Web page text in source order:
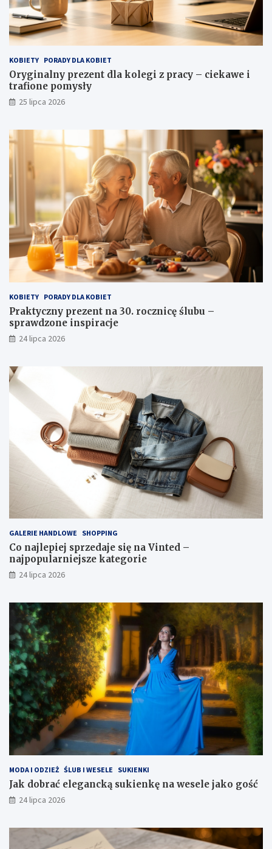
KOBIETY PORADY DLA KOBIET
Oryginalny prezent dla kolegi z pracy – ciekawe i
trafione pomysły
25 lipca 2026
KOBIETY PORADY DLA KOBIET
Praktyczny prezent na 30. rocznicę ślubu –
sprawdzone inspiracje
24 lipca 2026
GALERIE HANDLOWE SHOPPING
Co najlepiej sprzedaje się na Vinted –
najpopularniejsze kategorie
24 lipca 2026
MODA I ODZIEŻ ŚLUB I WESELE SUKIENKI
Jak dobrać elegancką sukienkę na wesele jako gość
24 lipca 2026